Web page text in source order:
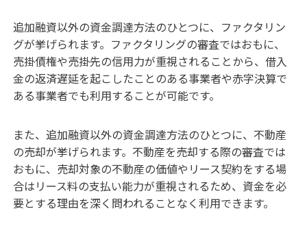
追加融資以外の資金調達方法のひとつに、ファクタリン
グが挙げられます。ファクタリングの審査ではおもに、
売掛債権や売掛先の信用力が重視されることから、借入
金の返済遅延を起こしたことのある事業者や赤字決算で
ある事業者でも利用することが可能です。
また、追加融資以外の資金調達方法のひとつに、不動産
の売却が挙げられます。不動産を売却する際の審査では
おもに、売却対象の不動産の価値やリース契約をする場
合はリース料の支払い能力が重視されるため、資金を必
要とする理由を深く問われることなく利用できます。